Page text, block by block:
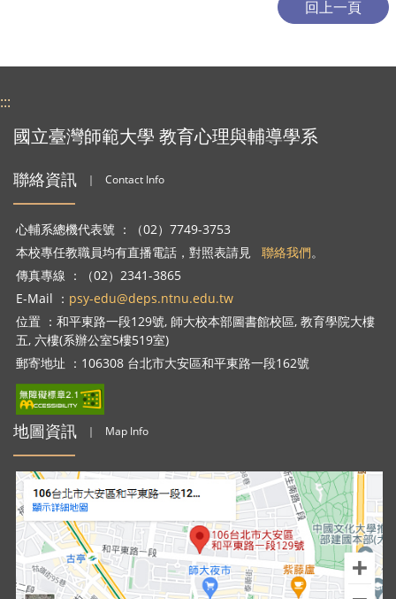
:::
國立臺灣師範大學 教育心理與輔導學系
聯絡資訊 ｜ Contact Info
心輔系總機代表號 ：（02）7749-3753
本校專任教職員均有直播電話，對照表請見 聯絡我們。
傳真專線 ：（02）2341-3865
E-Mail ： psy-edu@deps.ntnu.edu.tw
位置 ：和平東路一段129號, 師大校本部圖書館校區, 教育學院大樓
五, 六樓(系辦公室5樓519室)
郵寄地址 ：106308 台北市大安區和平東路一段162號
地圖資訊 ｜ Map Info